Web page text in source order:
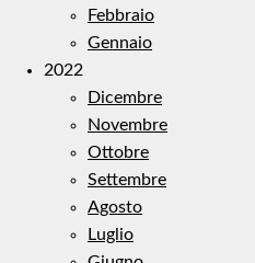
Febbraio
Gennaio
2022
Dicembre
Novembre
Ottobre
Settembre
Agosto
Luglio